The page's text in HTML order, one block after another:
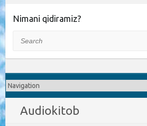
Nimani qidiramiz?
Audiokitob